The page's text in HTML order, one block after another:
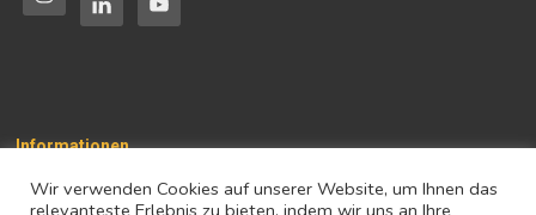
Informationen
Impressum
Wir verwenden Cookies auf unserer Website, um Ihnen das
relevanteste Erlebnis zu bieten, indem wir uns an Ihre